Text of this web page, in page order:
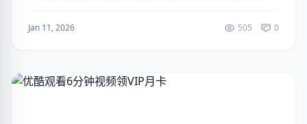
Jan 11, 2026 505 0